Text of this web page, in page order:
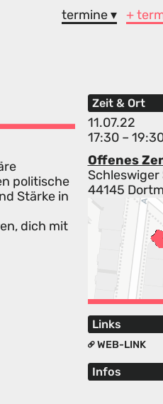
termine ▾ +
Zeit & Ort
11.07.22
17:30 –
Offenes
Schleswiger
44145
Links
WEB-LINK
Infos
politische
Stärke in
dich mit